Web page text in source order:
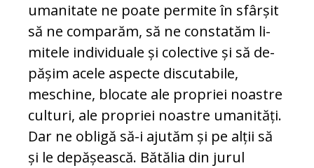
umanitate ne poate permite în sfârșit
să ne comparăm, să ne constatăm li­
mi­tele individuale și colective și să de­
pă­șim acele aspecte discutabile,
meschine, blocate ale propriei noastre
culturi, ale pro­priei noastre umanități.
Dar ne obl­i­gă să-i ajutăm și pe alții să
și le de­pă­șească. Bătălia din jurul